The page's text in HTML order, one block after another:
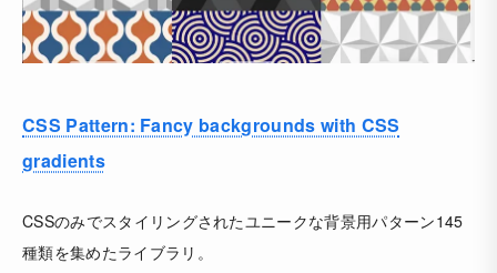
CSS Pattern: Fancy backgrounds with CSS
gradients
CSSのみでスタイリングされたユニークな背景用パターン145
種類を集めたライブラリ。